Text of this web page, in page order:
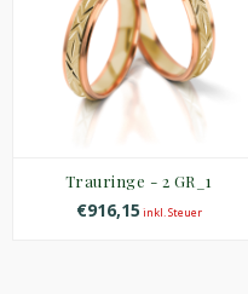
Trauringe - 2 GR_1
€916,15 inkl. Steuer